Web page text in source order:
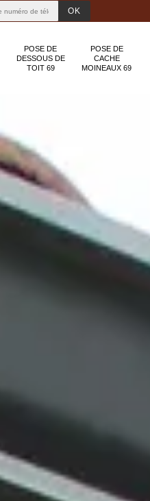
POSE DE
DESSOUS DE
TOIT 69
POSE DE
CACHE
MOINEAUX 69